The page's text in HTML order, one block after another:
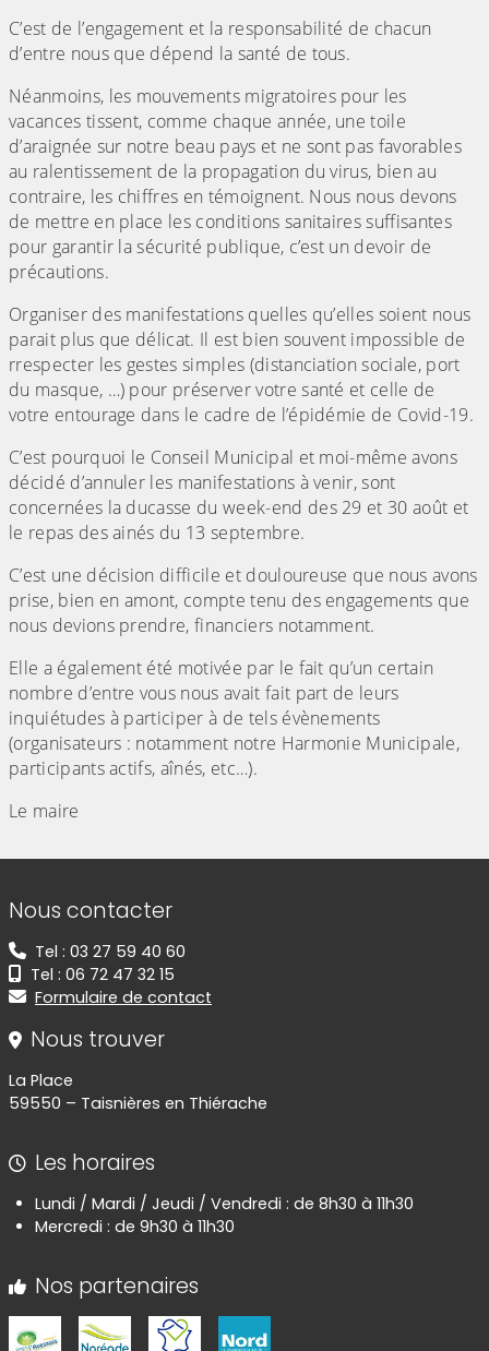
C’est de l’engagement et la responsabilité de chacun
d’entre nous que dépend la santé de tous.
Néanmoins, les mouvements migratoires pour les
vacances tissent, comme chaque année, une toile
d’araignée sur notre beau pays et ne sont pas favorables
au ralentissement de la propagation du virus, bien au
contraire, les chiffres en témoignent. Nous nous devons
de mettre en place les conditions sanitaires suffisantes
pour garantir la sécurité publique, c’est un devoir de
précautions.
Organiser des manifestations quelles qu’elles soient nous
parait plus que délicat. Il est bien souvent impossible de
rrespecter les gestes simples (distanciation sociale, port
du masque, …) pour préserver votre santé et celle de
votre entourage dans le cadre de l’épidémie de Covid-19.
C’est pourquoi le Conseil Municipal et moi-même avons
décidé d’annuler les manifestations à venir, sont
concernées la ducasse du week-end des 29 et 30 août et
le repas des ainés du 13 septembre.
C’est une décision difficile et douloureuse que nous avons
prise, bien en amont, compte tenu des engagements que
nous devions prendre, financiers notamment.
Elle a également été motivée par le fait qu’un certain
nombre d’entre vous nous avait fait part de leurs
inquiétudes à participer à de tels évènements
(organisateurs : notamment notre Harmonie Municipale,
participants actifs, aînés, etc…).
Le maire
Informations de contact
Nous contacter
Tel : 03 27 59 40 60
Tel : 06 72 47 32 15
Formulaire de contact
Nous trouver
La Place
59550 – Taisnières en Thiérache
Les horaires
Lundi / Mardi / Jeudi / Vendredi : de 8h30 à 11h30
Mercredi : de 9h30 à 11h30
Nos partenaires